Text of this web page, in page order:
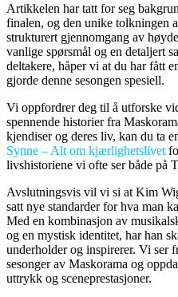
Artikkelen har tatt for seg
finalen, og den unike tolkningen
strukturert gjennomgang av
vanlige spørsmål og en detaljert
deltakere, håper vi at du har fått
gjorde denne sesongen spesiell.
Vi oppfordrer deg til å utforske
spennende historier fra
kjendiser og deres liv, kan du ta
Synne – Alt om kjærlighetslivet
livshistoriene vi ofte ser både på
Avslutningsvis vil vi si at Kim
satt nye standarder for hva man
Med en kombinasjon av
og en mystisk identitet, har han
underholder og inspirerer. Vi ser
sesonger av Maskorama og
uttrykk og sceneprestasjoner.